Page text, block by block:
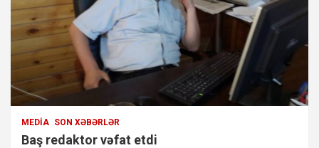
MEDIA SON XƏBƏRLƏR
Baş redaktor vəfat etdi